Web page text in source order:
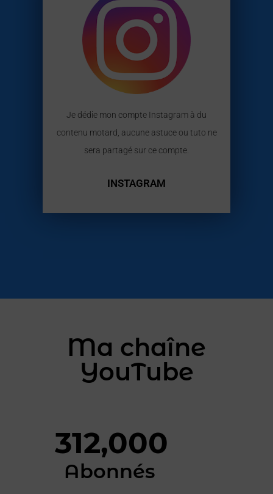
Je dédie mon compte Instagram à du
contenu motard, aucune astuce ou tuto ne
sera partagé sur ce compte.
INSTAGRAM
Ma chaîne
YouTube
312,000
Abonnés